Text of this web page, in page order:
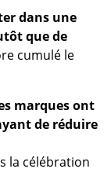
dans une
que de
cumulé le
marques ont
de réduire
la célébration